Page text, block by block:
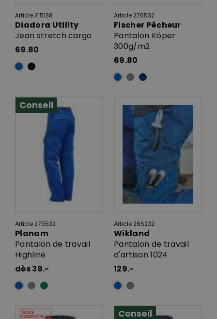
Article 315138
Diadora Utility
Jean stretch cargo
69.80
Article 276532
Fischer Pêcheur
Pantalon Köper
300g/m2
69.80
Conseil
Article 275532
Planam
Pantalon de travail
Highline
dès 39.-
Article 265232
Wikland
Pantalon de travail
d'artisan 1024
129.-
Conseil